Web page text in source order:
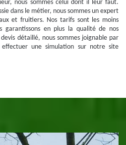
nous sommes celui dont il leur faut.
dans le métier, nous sommes un expert
et fruitiers. Nos tarifs sont les moins
garantissons en plus la qualité de nos
détaillé, nous sommes joignable par
effectuer une simulation sur notre site